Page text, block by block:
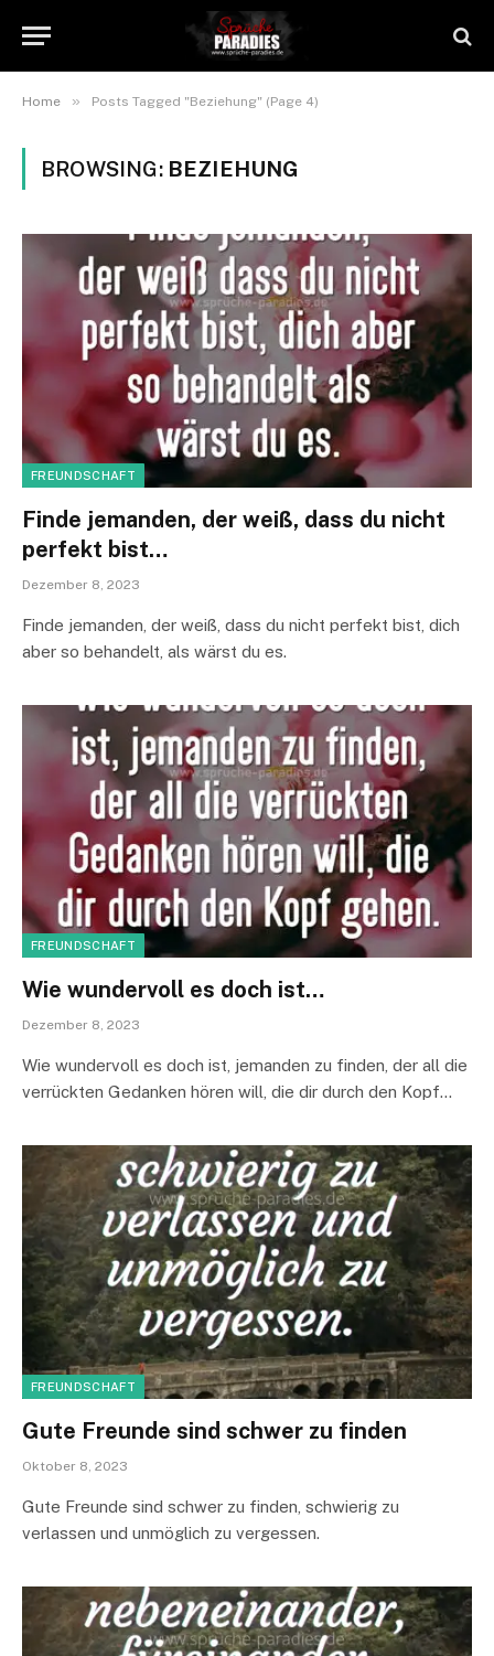
Home » Posts Tagged "Beziehung" (Page 4)
BROWSING: BEZIEHUNG
FREUNDSCHAFT
Finde jemanden, der weiß, dass du nicht
perfekt bist…
Dezember 8, 2023
Finde jemanden, der weiß, dass du nicht perfekt bist, dich
aber so behandelt, als wärst du es.
FREUNDSCHAFT
Wie wundervoll es doch ist…
Dezember 8, 2023
Wie wundervoll es doch ist, jemanden zu finden, der all die
verrückten Gedanken hören will, die dir durch den Kopf…
FREUNDSCHAFT
Gute Freunde sind schwer zu finden
Oktober 8, 2023
Gute Freunde sind schwer zu finden, schwierig zu
verlassen und unmöglich zu vergessen.